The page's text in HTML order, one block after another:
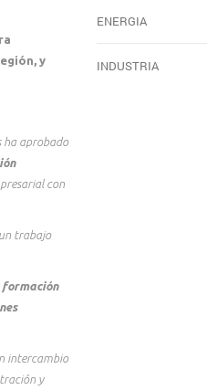
y
ha aprobado
con
trabajo
formación
intercambio
y
ENERGIA
INDUSTRIA